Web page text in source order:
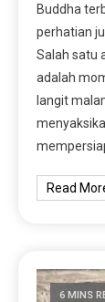
Buddha
perhatian
Salah satu
adalah
langit
Read
6 MINS